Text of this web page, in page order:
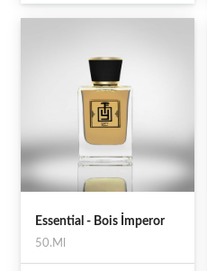
Essential - Bois İmperor
50.Ml